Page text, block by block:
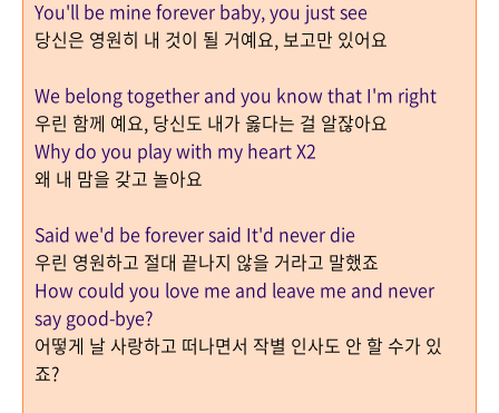
You'll be mine forever baby, you just see
당신은 영원히 내 것이 될 거예요, 보고만 있어요
We belong together and you know that I'm right
우린 함께 예요, 당신도 내가 옳다는 걸 알잖아요
Why do you play with my heart X2
왜 내 맘을 갖고 놀아요
Said we'd be forever said It'd never die
우린 영원하고 절대 끝나지 않을 거라고 말했죠
How could you love me and leave me and never
say good-bye?
어떻게 날 사랑하고 떠나면서 작별 인사도 안 할 수가 있
죠?